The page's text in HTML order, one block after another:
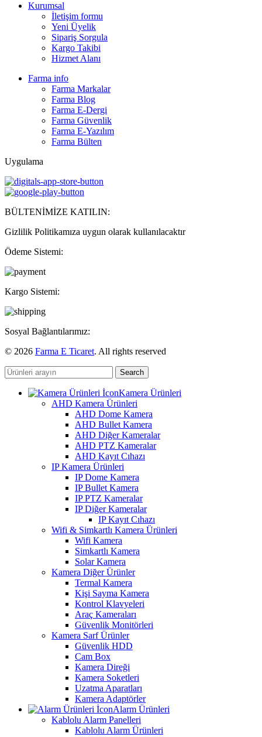
Kurumsal
İletişim formu
Yeni Üyelik
Sipariş Sorgula
Kargo Takibi
Hizmet Alanı
Farma info
Farma Markalar
Farma Blog
Farma E-Dergi
Farma Güvenlik
Farma E-Yazılım
Farma Bülten
Uygulama
BÜLTENİMİZE KATILIN:
Gizlilik Politikamıza uygun olarak kullanılacaktır
Ödeme Sistemi:
Kargo Sistemi:
Sosyal Bağlantılarımız:
© 2026 Farma E Ticaret. All rights reserved
Search
Kamera Ürünleri
AHD Kamera Ürünleri
AHD Dome Kamera
AHD Bullet Kamera
AHD Diğer Kameralar
AHD PTZ Kameralar
AHD Kayıt Cıhazı
IP Kamera Ürünleri
IP Dome Kamera
IP Bullet Kamera
IP PTZ Kameralar
IP Diğer Kameralar
IP Kayıt Cıhazı
Wifi & Simkartlı Kamera Ürünleri
Wifi Kamera
Simkartlı Kamera
Solar Kamera
Kamera Diğer Ürünler
Termal Kamera
Kişi Sayma Kamera
Kontrol Klavyeleri
Araç Kameraları
Güvenlik Monitörleri
Kamera Sarf Ürünler
Güvenlik HDD
Cam Box
Kamera Direği
Kamera Soketleri
Uzatma Aparatları
Kamera Adaptörler
Alarm Ürünleri
Kablolu Alarm Panelleri
Kablolu Alarm Ürünleri